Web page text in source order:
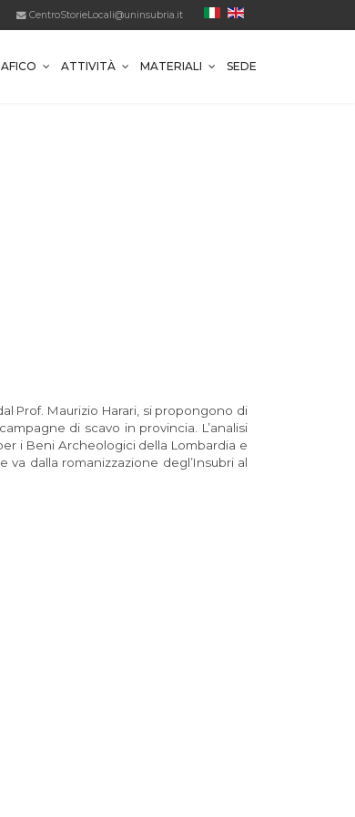
CentroStorieLocali@uninsubria.it
ATTIVITÀ MATERIALI SEDE
Prof. Maurizio Harari, si propongono di
di scavo in provincia. L’analisi
i Beni Archeologici della Lombardia e
dalla romanizzazione degl’Insubri al